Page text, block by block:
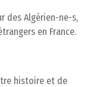
des Algérien-ne-s,
en France.
histoire et de